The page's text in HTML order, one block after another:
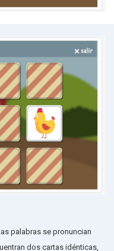
palabras se pronuncian
dos cartas idénticas,